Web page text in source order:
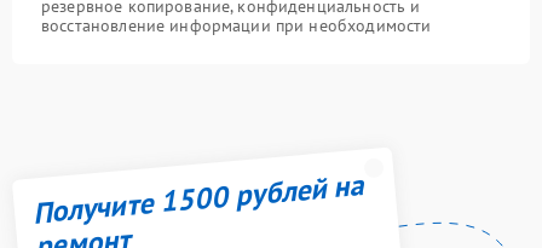
резервное копирование, конфиденциальность и
восстановление информации при необходимости
Получите 1500 рублей на